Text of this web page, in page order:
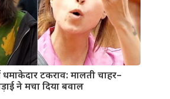
टकराव: मालती चाहर–
ने मचा दिया बवाल